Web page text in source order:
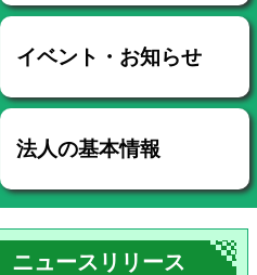
イベント・お知らせ
法人の基本情報
ニュースリリース